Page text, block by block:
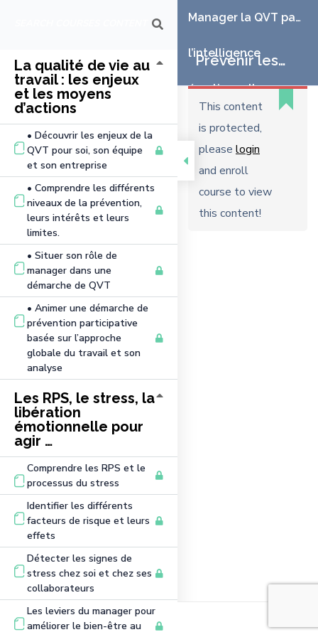
Manager la QVT par
l’intelligence
émotionnelle
Prévenir les
psychosociaux
par la gestion
La qualité de vie au
travail : les enjeux
et les moyens
d’actions
• Découvrir les enjeux de la
QVT pour soi, son équipe
et son entreprise
• Comprendre les différents
niveaux de la prévention,
leurs intérêts et leurs
limites.
• Situer son rôle de
manager dans une
démarche de QVT
• Animer une démarche de
prévention participative
basée sur l’approche
globale du travail et son
analyse
Les RPS, le stress, la
libération
émotionnelle pour
agir …
Comprendre les RPS et le
processus du stress
Identifier les différents
facteurs de risque et leurs
effets
Détecter les signes de
stress chez soi et chez ses
collaborateurs
Les leviers du manager pour
améliorer le bien-être au
This content
is protected,
please login
and enroll
course to view
this content!